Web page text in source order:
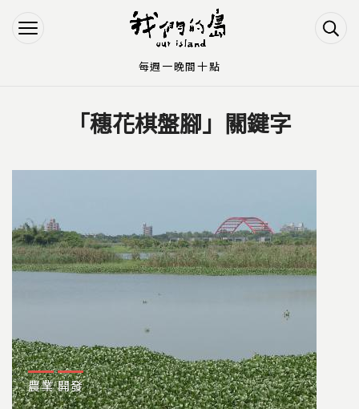
Jump to Navigation
Jump to Main content
「穗花棋盤腳」關鍵字
農業 開發
每週一晚間十點